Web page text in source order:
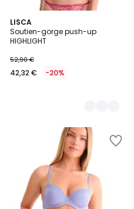
LISCA
Soutien-gorge push-up
HIGHLIGHT
52,90 €
42,32 € -20%
2
Couleurs